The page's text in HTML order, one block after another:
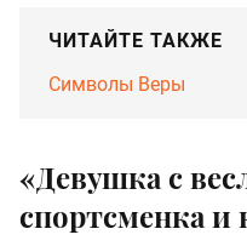
ЧИТАЙТЕ ТАКЖЕ
Символы Веры
«Девушка с
спортсменка и